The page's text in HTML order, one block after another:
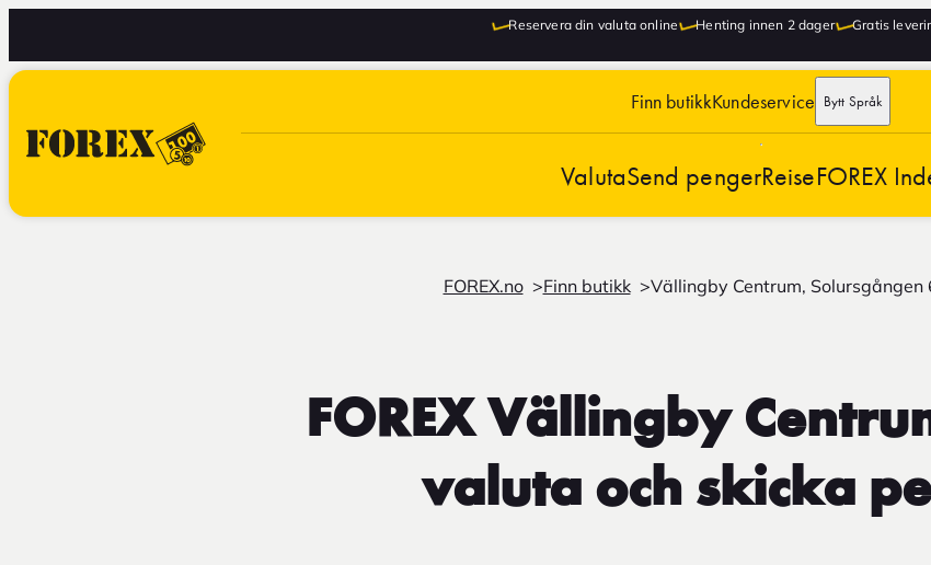
Reservera din valuta online Henting innen 2 dager Gratis
Finn butikkKundeservice Bytt Språk
ValutaSend pengerReiseFOREX
FOREX.no Finn butikk Vällingby Centrum, Solursgången
FOREX Vällingby
valuta och skicka